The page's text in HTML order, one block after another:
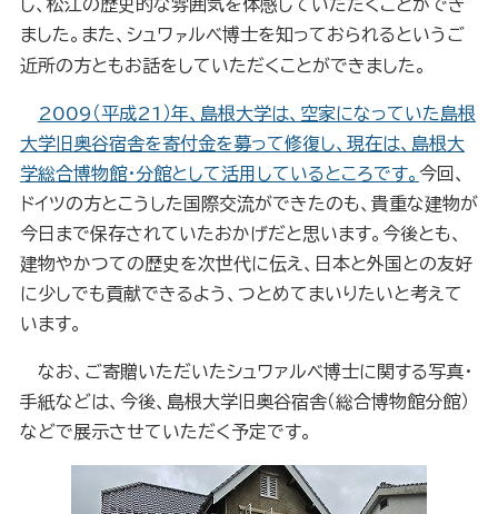
し、松江の歴史的な雰囲気を体感していただくことができ
ました。また、シュワ ァ ルベ博士を知っておられるというご
近所の方ともお話をしていただくことができました。
2009（平成21）年、島根大学は、空家になっていた島根
大学旧奥谷宿舎を寄付金を募って修復し、現在は、島根大
学総合博物館・分館として活用しているところです。 今回、
ドイツの方とこうした国際交流ができたのも、貴重な建物が
今日まで保存されていたおかげだと思います。今後とも、
建物やかつての歴史を次世代に伝え、日本と外国との友好
に少しでも貢献できるよう、つとめてまいりたいと考えて
います。
なお、ご寄贈いただいたシュワァルベ博士に関する写真・
手紙などは、今後、島根大学旧奥谷宿舎（総合博物館分館）
などで展示させていただく予定です。